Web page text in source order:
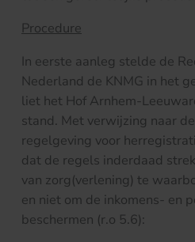
Procedure
In eerste aanleg stelde de
Nederland de KNMG in het
liet het Hof Arnhem-
stand. Met verwijzing naar
regelgeving voor
dat de regels inderdaad
van zorg(verlening) te
en niet om de inkomens- en
beschermen (r.o 5.6):